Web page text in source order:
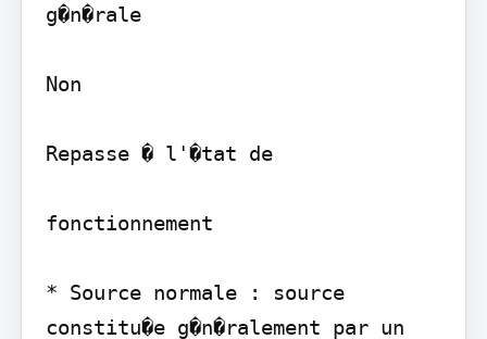
g�n�rale
Non
Repasse � l'�tat de
fonctionnement
* Source normale : source
constitu�e g�n�ralement par un